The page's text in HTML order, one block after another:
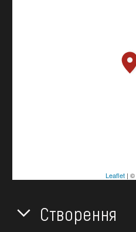
Leaflet| ©
Створення